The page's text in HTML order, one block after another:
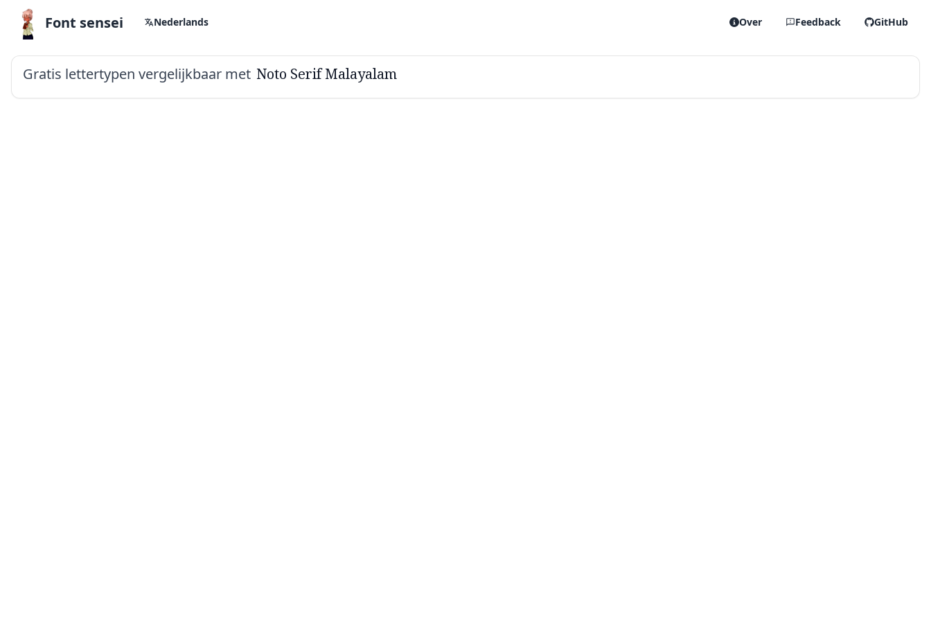
Font sensei Nederlands Over Feedback GitHub
Gratis lettertypen vergelijkbaar met Noto Serif Malayalam